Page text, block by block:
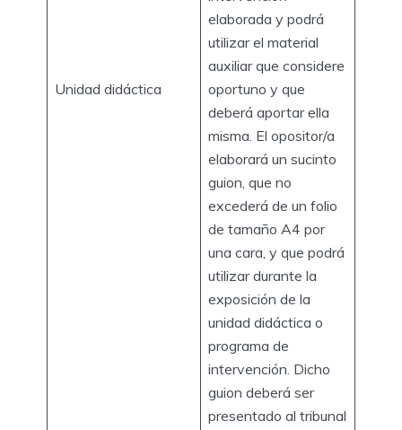
Unidad didáctica
elaborada y podrá
utilizar el material
auxiliar que considere
oportuno y que
deberá aportar ella
misma. El opositor/a
elaborará un sucinto
guion, que no
excederá de un folio
de tamaño A4 por
una cara, y que podrá
utilizar durante la
exposición de la
unidad didáctica o
programa de
intervención. Dicho
guion deberá ser
presentado al tribunal